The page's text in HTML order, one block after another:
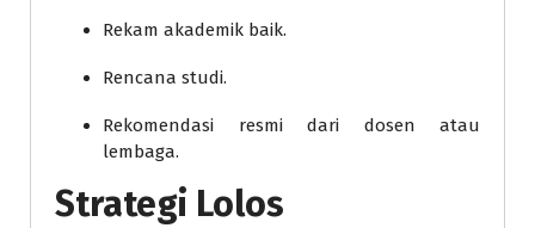
Rekam akademik baik.
Rencana studi.
Rekomendasi resmi dari dosen atau
lembaga.
Strategi Lolos